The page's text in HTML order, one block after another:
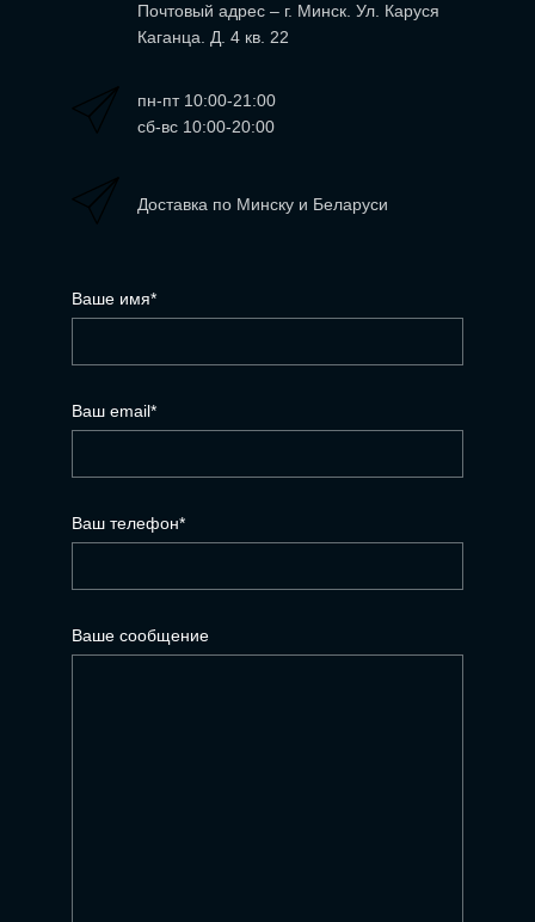
Почтовый адрес – г. Минск. Ул. Каруся
Каганца. Д. 4 кв. 22
пн-пт 10:00-21:00
сб-вс 10:00-20:00
Доставка по Минску и Беларуси
Ваше имя*
Ваш email*
Ваш телефон*
Ваше сообщение